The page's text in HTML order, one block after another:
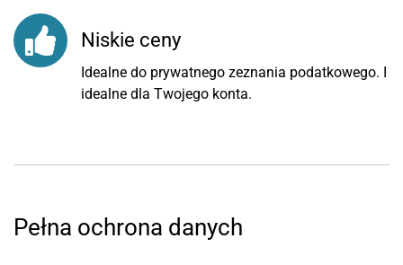
Niskie ceny
Idealne do prywatnego zeznania podatkowego. I
idealne dla Twojego konta.
Pełna ochrona danych